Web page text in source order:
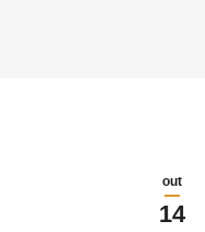
out
14